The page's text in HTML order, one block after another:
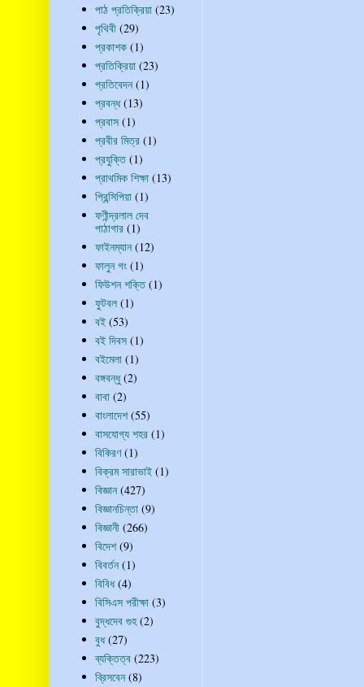
পাঠ প্রতিক্রিয়া (23)
পৃথিবী (29)
প্রকাশক (1)
প্রতিক্রিয়া (23)
প্রতিবেদন (1)
প্রবন্ধ (13)
প্রবাস (1)
প্রবীর মিত্র (1)
প্রযুক্তি (1)
প্রাথমিক শিক্ষা (13)
প্রিন্সিপিয়া (1)
ফণীন্দ্রলাল দেব
পাঠাগার (1)
ফাইনম্যান (12)
ফালুন গং (1)
ফিউশন শক্তি (1)
ফুটবল (1)
বই (53)
বই দিবস (1)
বইমেলা (1)
বঙ্গবন্ধু (2)
বাবা (2)
বাংলাদেশ (55)
বাসযোগ্য শহর (1)
বিকিরণ (1)
বিক্রম সারাভাই (1)
বিজ্ঞান (427)
বিজ্ঞানচিন্তা (9)
বিজ্ঞানী (266)
বিদেশ (9)
বিবর্তন (1)
বিবিধ (4)
বিসিএস পরীক্ষা (3)
বুদ্ধদেব গুহ (2)
বুধ (27)
ব্যক্তিত্ব (223)
ব্রিসবেন (8)